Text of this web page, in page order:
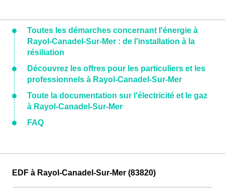
Toutes les démarches concernant l'énergie à
Rayol-Canadel-Sur-Mer : de l'installation à la
résiliation
Découvrez les offres pour les particuliers et les
professionnels à Rayol-Canadel-Sur-Mer
Toute la documentation sur l'électricité et le gaz
à Rayol-Canadel-Sur-Mer
FAQ
EDF à Rayol-Canadel-Sur-Mer (83820)